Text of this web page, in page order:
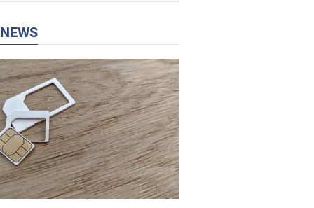
NEWS